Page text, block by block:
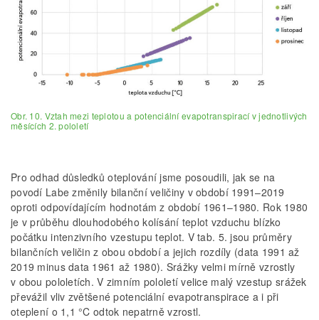
Obr. 10. Vztah mezi teplotou a potenciální evapotranspirací v jednotlivých
měsících 2. pololetí
Pro odhad důsledků oteplování jsme posoudili, jak se na
povodí Labe změnily bilanční veličiny v období 1991–2019
oproti odpovídajícím hodnotám z období 1961–1980. Rok 1980
je v průběhu dlouhodobého kolísání teplot vzduchu blízko
počátku intenzivního vzestupu teplot. V tab. 5. jsou průměry
bilan­čních veličin z obou období a jejich rozdíly (data 1991 až
2019 minus data 1961 až 1980). Srážky velmi mírně vzrostly
v obou pololetích. V zimním pololetí velice malý vzestup srážek
převážil vliv zvětšené potenciální evapotranspirace a i při
oteplení o 1,1 °C odtok nepatrně vzrostl.